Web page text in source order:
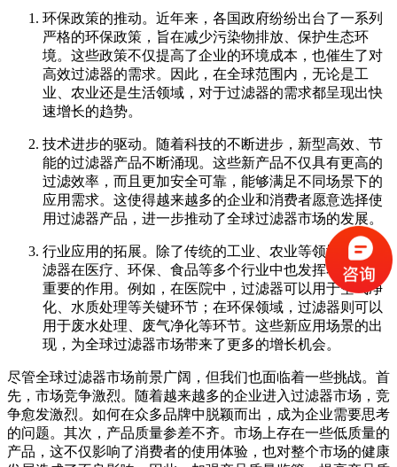
环保政策的推动。近年来，各国政府纷纷出台了一系列
严格的环保政策，旨在减少污染物排放、保护生态环
境。这些政策不仅提高了企业的环境成本，也催生了对
高效过滤器的需求。因此，在全球范围内，无论是工
业、农业还是生活领域，对于过滤器的需求都呈现出快
速增长的趋势。
技术进步的驱动。随着科技的不断进步，新型高效、节
能的过滤器产品不断涌现。这些新产品不仅具有更高的
过滤效率，而且更加安全可靠，能够满足不同场景下的
应用需求。这使得越来越多的企业和消费者愿意选择使
用过滤器产品，进一步推动了全球过滤器市场的发展。
行业应用的拓展。除了传统的工业、农业等领域外，过
滤器在医疗、环保、食品等多个行业中也发挥着越来越
重要的作用。例如，在医院中，过滤器可以用于空气净
化、水质处理等关键环节；在环保领域，过滤器则可以
用于废水处理、废气净化等环节。这些新应用场景的出
现，为全球过滤器市场带来了更多的增长机会。
尽管全球过滤器市场前景广阔，但我们也面临着一些挑战。首
先，市场竞争激烈。随着越来越多的企业进入过滤器市场，竞
争愈发激烈。如何在众多品牌中脱颖而出，成为企业需要思考
的问题。其次，产品质量参差不齐。市场上存在一些低质量的
产品，这不仅影响了消费者的使用体验，也对整个市场的健康